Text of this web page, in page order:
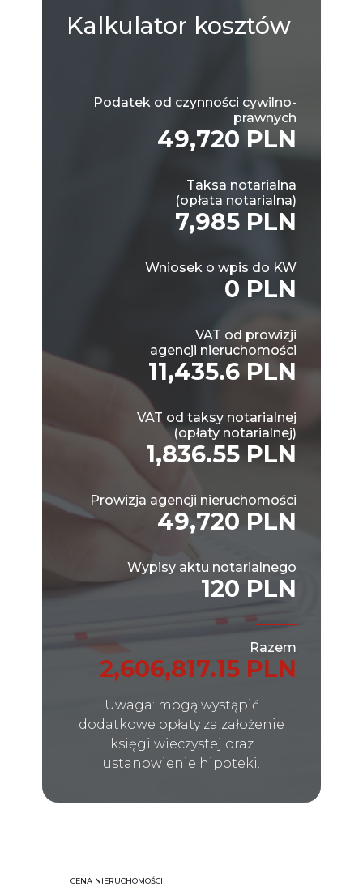
Kalkulator kosztów
Podatek od czynności cywilno-
prawnych
49,720 PLN
Taksa notarialna
(opłata notarialna)
7,985 PLN
Wniosek o wpis do KW
0 PLN
VAT od prowizji
agencji nieruchomości
11,435.6 PLN
VAT od taksy notarialnej
(opłaty notarialnej)
1,836.55 PLN
Prowizja agencji nieruchomości
49,720 PLN
Wypisy aktu notarialnego
120 PLN
Razem
2,606,817.15 PLN
Uwaga: mogą wystąpić
dodatkowe opłaty za założenie
księgi wieczystej oraz
ustanowienie hipoteki.
CENA NIERUCHOMOŚCI